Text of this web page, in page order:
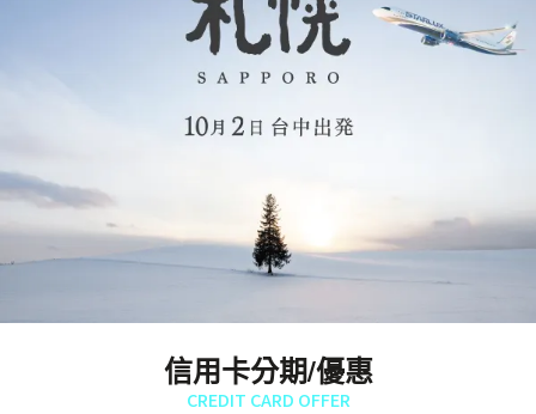
信用卡分期/優惠
CREDIT CARD OFFER